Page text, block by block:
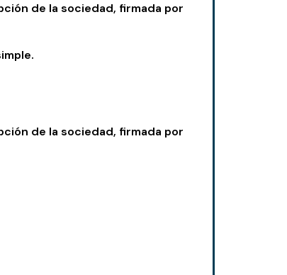
de la sociedad, firmada por
de la sociedad, firmada por